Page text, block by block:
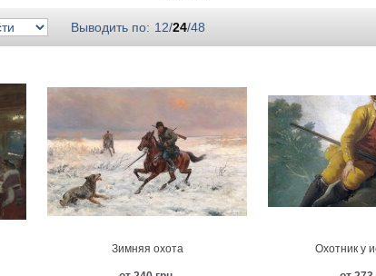
Выводить по: 12/24/48
Зимняя охота Охотник у